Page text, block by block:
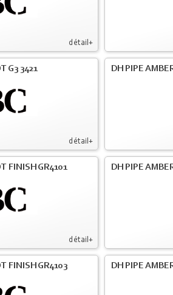
détail+
détail+
G3 3421 DH PIPE
détail+
FINISH GR4101 DH PIPE
FINISH GR4103 DH PIPE